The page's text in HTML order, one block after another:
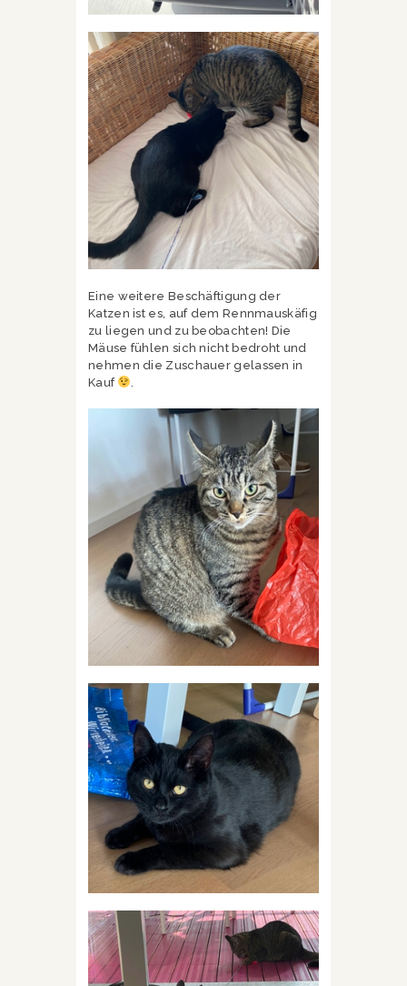
Eine weitere Beschäftigung der
Katzen ist es, auf dem Rennmauskäfig
zu liegen und zu beobachten! Die
Mäuse fühlen sich nicht bedroht und
nehmen die Zuschauer gelassen in
Kauf